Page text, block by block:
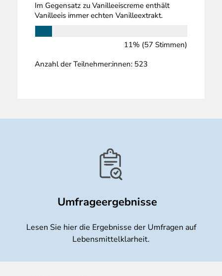
Im Gegensatz zu Vanilleeiscreme enthält
Vanilleeis immer echten Vanilleextrakt.
11% (57 Stimmen)
Anzahl der Teilnehmer:innen: 523
Umfrageergebnisse
Lesen Sie hier die Ergebnisse der Umfragen auf
Lebensmittelklarheit.